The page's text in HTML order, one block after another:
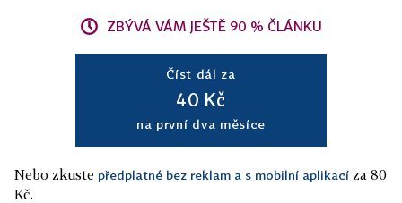
ZBÝVÁ VÁM JEŠTĚ 90 % ČLÁNKU
Číst dál za
40 Kč
na první dva měsíce
Nebo zkuste předplatné bez reklam a s mobilní aplikací za 80
Kč.